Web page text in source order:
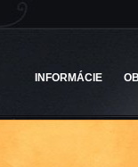
INFORMÁCIE